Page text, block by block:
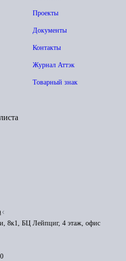
Проекты
Документы
Контакты
Журнал Аттэк
Товарный знак
8к1, БЦ Лейпциг, 4 этаж, офис